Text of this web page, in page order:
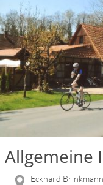
Allgemeine
Eckhard Brinkmann